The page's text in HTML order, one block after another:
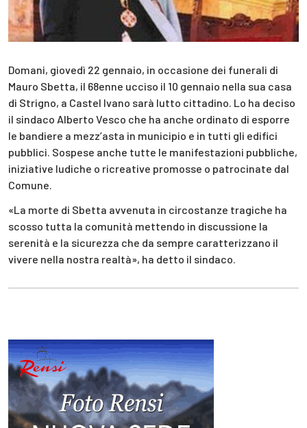
Domani, giovedì 22 gennaio, in occasione dei funerali di
Mauro Sbetta, il 68enne ucciso il 10 gennaio nella sua casa
di Strigno, a Castel Ivano sarà lutto cittadino. Lo ha deciso
il sindaco Alberto Vesco che ha anche ordinato di esporre
le bandiere a mezz’asta in municipio e in tutti gli edifici
pubblici. Sospese anche tutte le manifestazioni pubbliche,
iniziative ludiche o ricreative promosse o patrocinate dal
Comune.
«La morte di Sbetta avvenuta in circostanze tragiche ha
scosso tutta la comunità mettendo in discussione la
serenità e la sicurezza che da sempre caratterizzano il
vivere nella nostra realtà», ha detto il sindaco.